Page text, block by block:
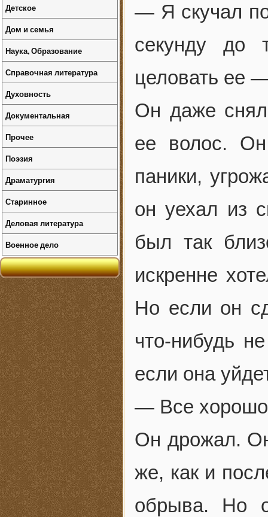
— Я скучал
секунду до
целовать ее
Он даже снял
ее волос.
паники,
он уехал из
был так
искренне
Но если он
что-нибудь
если она
— Все
Он дрожал. Он
же, как и
обрыва. Но
Детское
Дом и семья
Наука, Образование
Справочная литература
Духовность
Документальная
Прочее
Поэзия
Драматургия
Старинное
Деловая литература
Военное дело